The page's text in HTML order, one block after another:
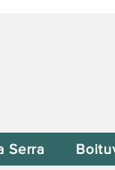
Serra